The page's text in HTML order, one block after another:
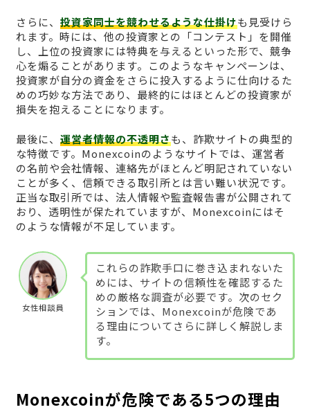
さらに、 投資家同士を競わせるような仕掛けも見受けら
れます。時には、他の投資家との「コンテスト」を開催
し、上位の投資家には特典を与えるといった形で、競争
心を煽ることがあります。このようなキャンペーンは、
投資家が自分の資金をさらに投入するように仕向けるた
めの巧妙な方法であり、最終的にはほとんどの投資家が
損失を抱えることになります。
最後に、 運営者情報の不透明さも、詐欺サイトの典型的
な特徴です。Monexcoinのようなサイトでは、運営者
の名前や会社情報、連絡先がほとんど明記されていない
ことが多く、信頼できる取引所とは言い難い状況です。
正当な取引所では、法人情報や監査報告書が公開されて
おり、透明性が保たれていますが、Monexcoinにはそ
のような情報が不足しています。
女性相談員
これらの詐欺手口に巻き込まれないた
めには、サイトの信頼性を確認するた
めの厳格な調査が必要です。次のセク
ションでは、Monexcoinが危険であ
る理由についてさらに詳しく解説しま
す。
Monexcoinが危険である5つの理由